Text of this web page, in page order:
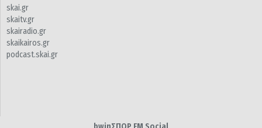
skai.gr
skaitv.gr
skairadio.gr
skaikairos.gr
podcast.skai.gr